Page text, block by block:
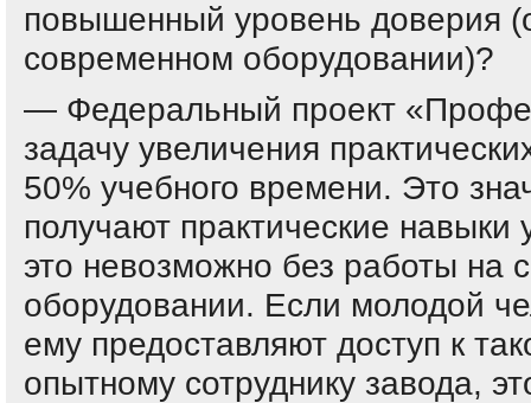
повышенный уровень доверия
современном оборудовании)?
— Федеральный проект
задачу увеличения
50% учебного времени. Это
получают практические
это невозможно без работы на
оборудовании. Если молодой
ему предоставляют доступ к
опытному сотруднику завода,